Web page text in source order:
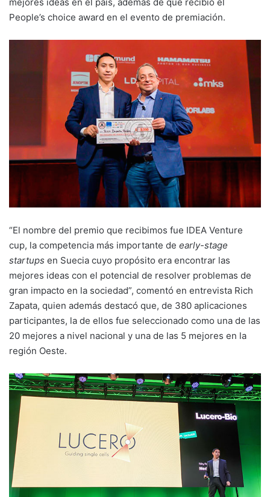
People’s choice award en el evento de premiación.
“El nombre del premio que recibimos fue IDEA Venture
cup, la competencia más importante de early-stage
startups en Suecia cuyo propósito era encontrar las
mejores ideas con el potencial de resolver problemas de
gran impacto en la sociedad”, comentó en entrevista Rich
Zapata, quien además destacó que, de 380 aplicaciones
participantes, la de ellos fue seleccionado como una de las
20 mejores a nivel nacional y una de las 5 mejores en la
región Oeste.